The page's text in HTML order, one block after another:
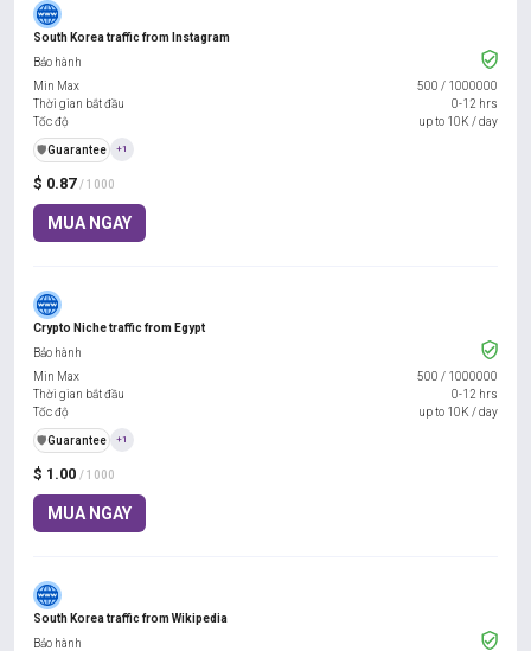
South Korea traffic from Instagram
$ 0.87 / 1000
MUA NGAY
Bảo hành
Min Max
500 / 1000000
Thời gian bắt đầu
0-12 hrs
Tốc độ
up to 10K / day
️🛡️Guarantee +1
Crypto Niche traffic from Egypt
$ 1.00 / 1000
MUA NGAY
Bảo hành
Min Max
500 / 1000000
Thời gian bắt đầu
0-12 hrs
Tốc độ
up to 10K / day
️🛡️Guarantee +1
South Korea traffic from Wikipedia
Bảo hành